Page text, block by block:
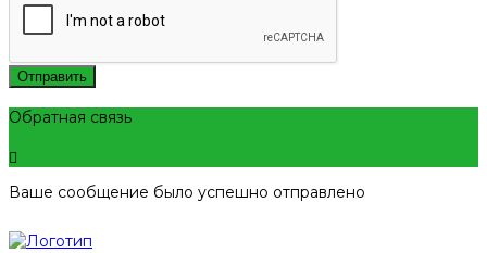
Отправить
Обратная связь
Ваше сообщение было успешно отправлено